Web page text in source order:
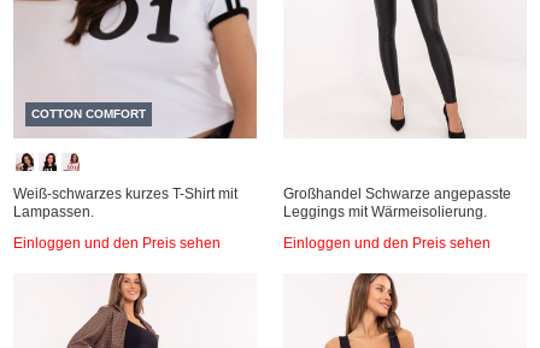
COTTON COMFORT
Weiß-schwarzes kurzes T-Shirt mit
Lampassen.
Einloggen und den Preis sehen
Großhandel Schwarze angepasste
Leggings mit Wärmeisolierung.
Einloggen und den Preis sehen